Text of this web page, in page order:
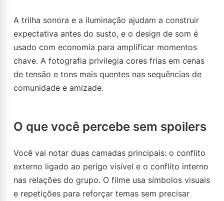
A trilha sonora e a iluminação ajudam a construir
expectativa antes do susto, e o design de som é
usado com economia para amplificar momentos
chave. A fotografia privilegia cores frias em cenas
de tensão e tons mais quentes nas sequências de
comunidade e amizade.
O que você percebe sem spoilers
Você vai notar duas camadas principais: o conflito
externo ligado ao perigo visível e o conflito interno
nas relações do grupo. O filme usa símbolos visuais
e repetições para reforçar temas sem precisar